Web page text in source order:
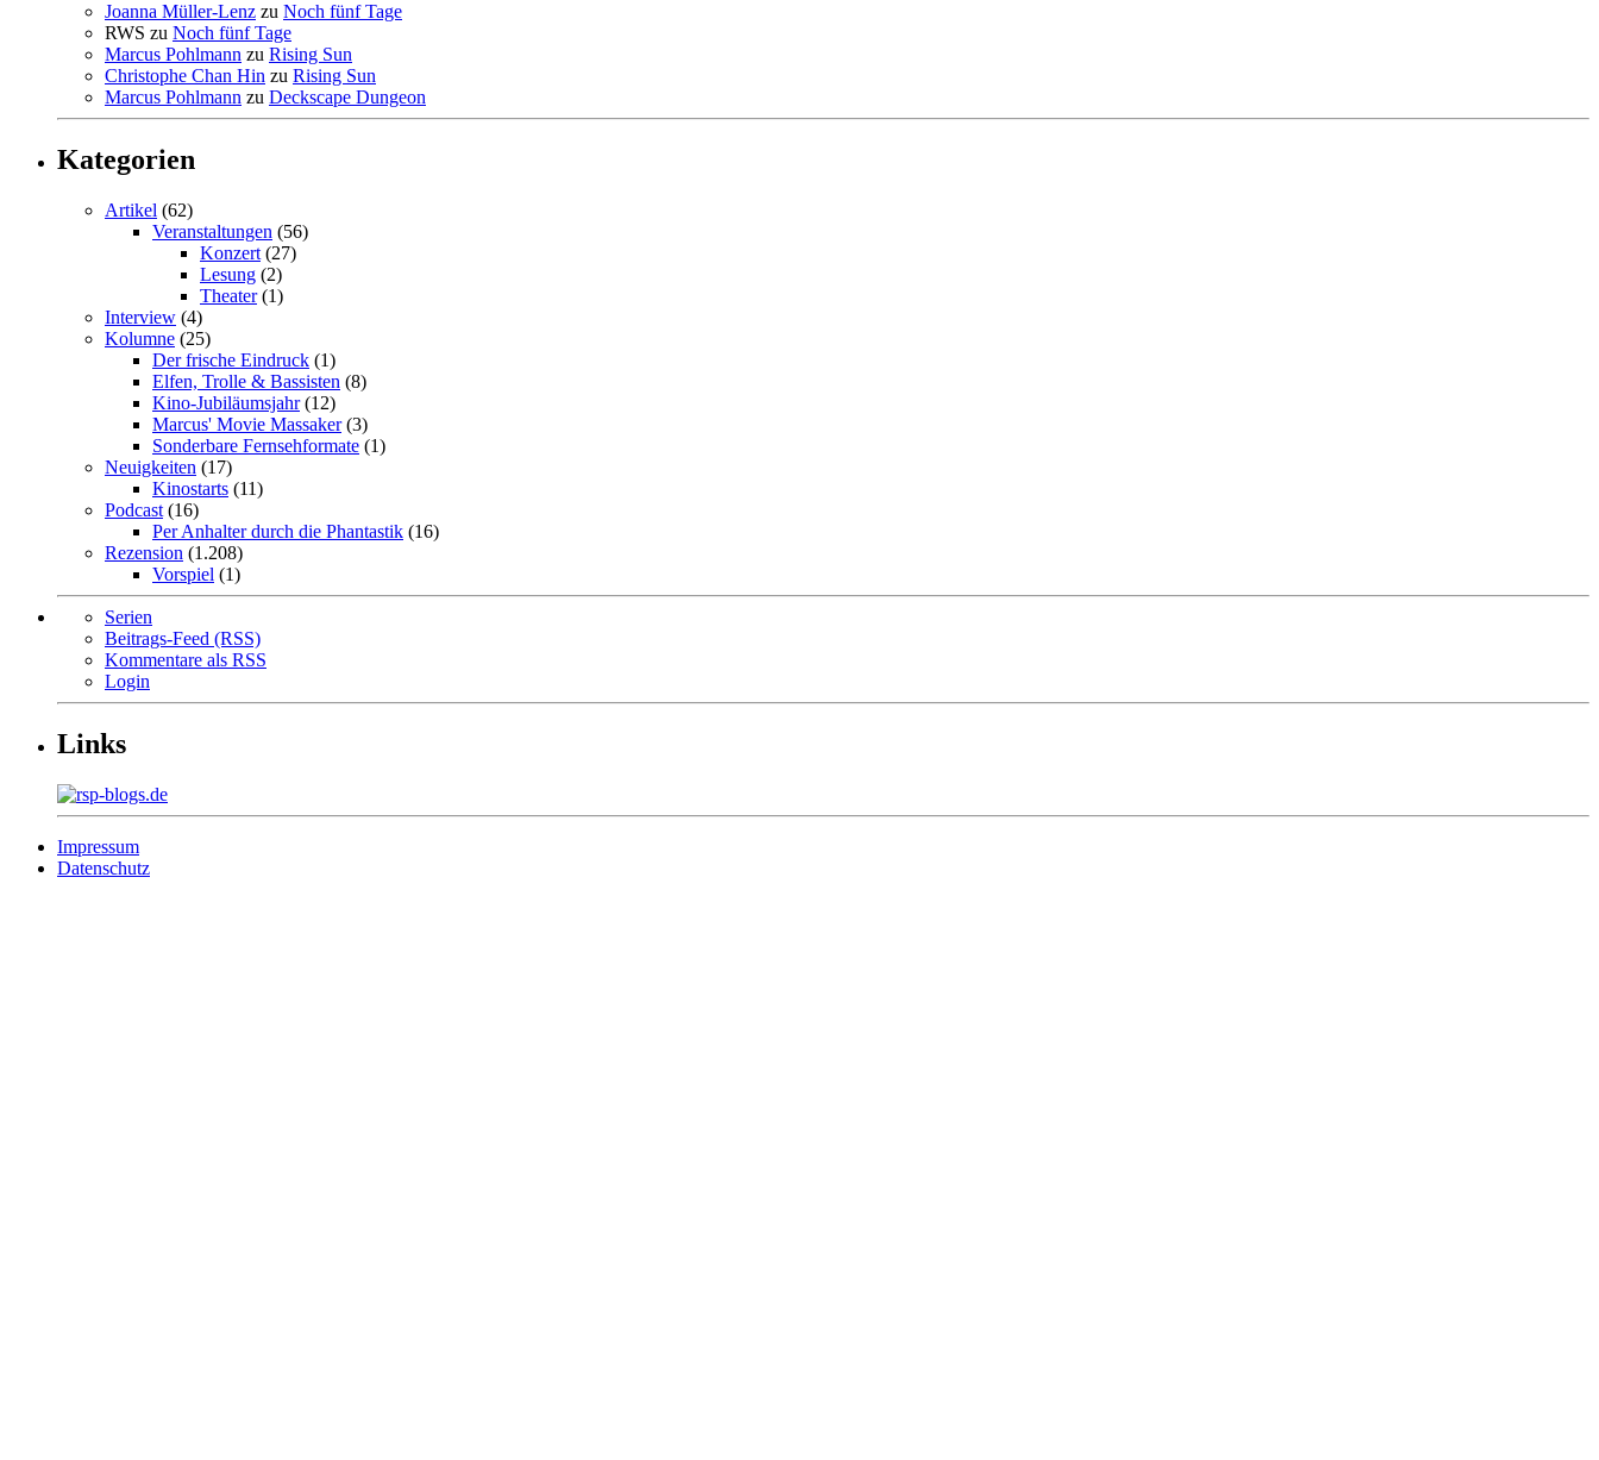
Joanna Müller-Lenz zu Noch fünf Tage
RWS zu Noch fünf Tage
Marcus Pohlmann zu Rising Sun
Christophe Chan Hin zu Rising Sun
Marcus Pohlmann zu Deckscape Dungeon
Kategorien
Artikel (62)
Veranstaltungen (56)
Konzert (27)
Lesung (2)
Theater(1)
Interview (4)
Kolumne (25)
Der frische Eindruck (1)
Elfen, Trolle & Bassisten (8)
Kino-Jubiläumsjahr(12)
Marcus' Movie Massaker(3)
Sonderbare Fernsehformate (1)
Neuigkeiten (17)
Kinostarts (11)
Podcast (16)
Per Anhalter durch die Phantastik (16)
Rezension (1.208)
Vorspiel (1)
Serien
Beitrags-Feed (RSS)
Kommentare als RSS
Login
Links
Impressum
Datenschutz